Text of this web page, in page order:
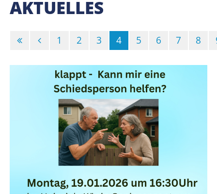
AKTUELLES
1 2 3 4(Standort)
5 6 7 8